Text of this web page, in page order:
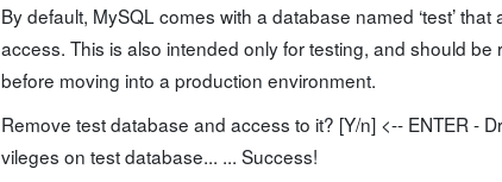
By default, MySQL comes with a database named ‘test’ that
access. This is also intended only for testing, and should be
before moving into a production environment.
Remove test database and access to it? [Y/n] <-- ENTER -
vileges on test database... ... Success!